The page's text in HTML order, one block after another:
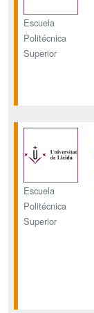
Escuela
Politécnica
Superior
Escuela
Politécnica
Superior